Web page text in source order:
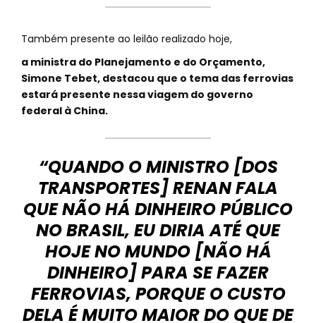
Também presente ao leilão realizado hoje,
a ministra do Planejamento e do Orçamento,
Simone Tebet, destacou que o tema das ferrovias
estará presente nessa viagem do governo
federal à China.
“QUANDO O MINISTRO [DOS
TRANSPORTES] RENAN FALA
QUE NÃO HÁ DINHEIRO PÚBLICO
NO BRASIL, EU DIRIA ATÉ QUE
HOJE NO MUNDO [NÃO HÁ
DINHEIRO] PARA SE FAZER
FERROVIAS, PORQUE O CUSTO
DELA É MUITO MAIOR DO QUE DE